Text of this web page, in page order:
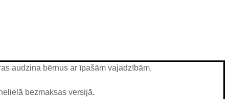
audzina bērnus ar īpašām vajadzībām.
bezmaksas versijā.